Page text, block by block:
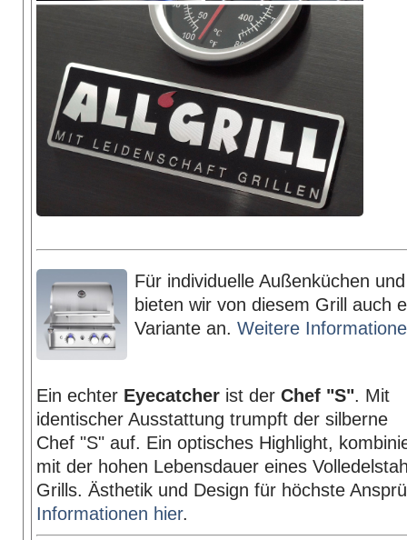
Für individuelle Außenküchen
bieten wir von diesem Grill auch
Variante an. Weitere
Ein echter Eyecatcher ist der Chef "S". Mit
identischer Ausstattung trumpft der silberne
Chef "S" auf. Ein optisches Highlight,
mit der hohen Lebensdauer eines
Grills. Ästhetik und Design für höchste
Informationen hier.